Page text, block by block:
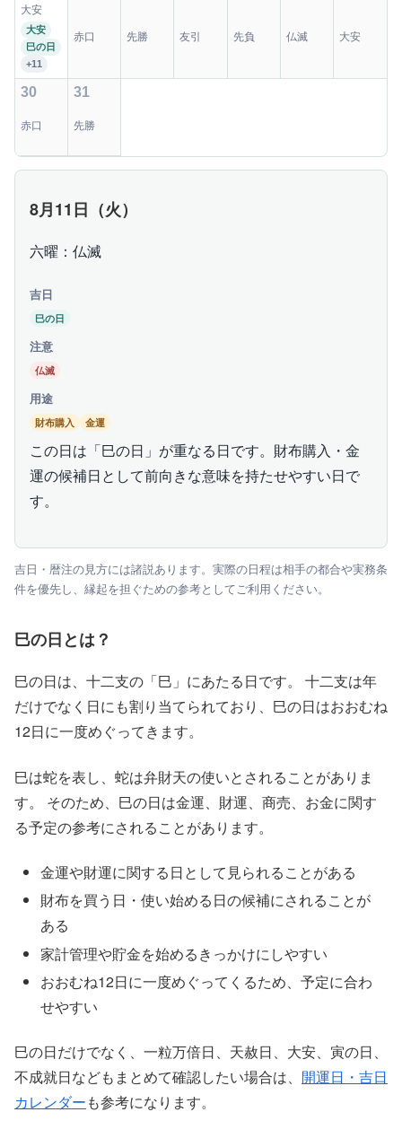
大安
大安
巳の日
+11
赤口 先勝 友引 先負 仏滅 大安
30
赤口
31
先勝
8月11日（火）
六曜：仏滅
吉日
巳の日
注意
仏滅
用途
財布購入 金運
この日は「巳の日」が重なる日です。財布購入・金
運の候補日として前向きな意味を持たせやすい日で
す。
吉日・暦注の見方には諸説あります。実際の日程は相手の都合や実務条
件を優先し、縁起を担ぐための参考としてご利用ください。
巳の日とは？
巳の日は、十二支の「巳」にあたる日です。 十二支は年
だけでなく日にも割り当てられており、巳の日はおおむね
12日に一度めぐってきます。
巳は蛇を表し、蛇は弁財天の使いとされることがありま
す。 そのため、巳の日は金運、財運、商売、お金に関す
る予定の参考にされることがあります。
金運や財運に関する日として見られることがある
財布を買う日・使い始める日の候補にされることが
ある
家計管理や貯金を始めるきっかけにしやすい
おおむね12日に一度めぐってくるため、予定に合わ
せやすい
巳の日だけでなく、一粒万倍日、天赦日、大安、寅の日、
不成就日などもまとめて確認したい場合は、 開運日・吉日
カレンダーも参考になります。